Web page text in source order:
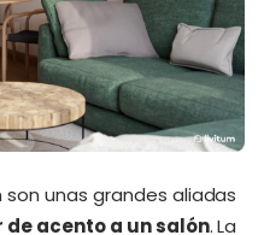
unas grandes aliadas
de acento a un salón. La